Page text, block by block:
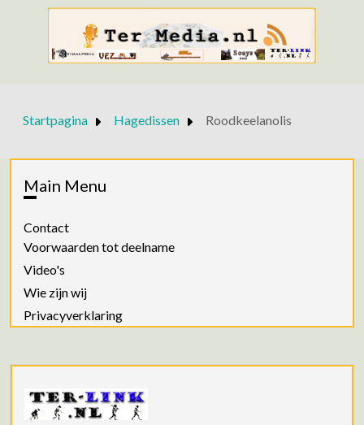
Startpagina Hagedissen Roodkeelanolis
Main Menu
Contact
Voorwaarden tot deelname
Video's
Wie zijn wij
Privacyverklaring